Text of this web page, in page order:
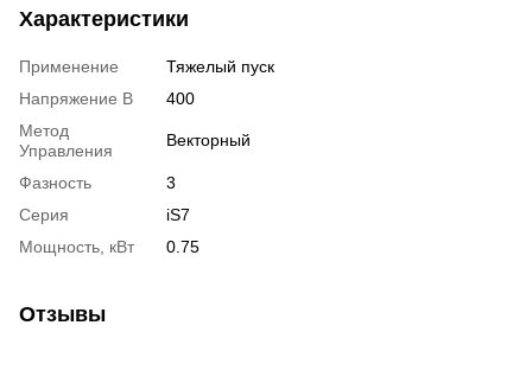
Характеристики
Применение
Тяжелый пуск
Напряжение В
400
Метод
Управления
Векторный
Фазность
3
Серия
iS7
Мощность, кВт
0.75
Отзывы